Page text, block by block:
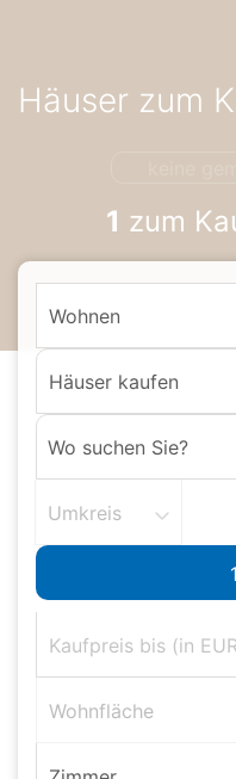
zur
Navigation
Häuser zum
1 zum
Wohnen
Häuser kaufen
Umkreis
Wohnfläche